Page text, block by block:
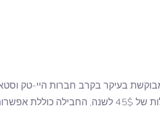
מבוקשת בעיקר בקרב חברות היי-טק
הוא חינמי לחלוטין, עם אפשרות לרכוש חבילת זהב